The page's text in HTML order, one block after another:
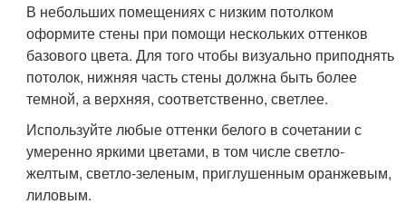
В небольших помещениях с низким потолком
оформите стены при помощи нескольких оттенков
базового цвета. Для того чтобы визуально приподнять
потолок, нижняя часть стены должна быть более
темной, а верхняя, соответственно, светлее.
Используйте любые оттенки белого в сочетании с
умеренно яркими цветами, в том числе светло-
желтым, светло-зеленым, приглушенным оранжевым,
лиловым.